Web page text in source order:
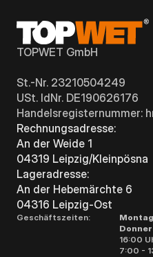
TOPWET GmbH
St.-Nr. 23210504249
USt. IdNr. DE190626176
Handelsregisternummer:
Rechnungsadresse:
An der Weide 1
04319 Leipzig/Kleinpösna
Lageradresse:
An der Hebemärchte 6
04316 Leipzig-Ost
Geschäftszeiten:
16:00
7:00 -